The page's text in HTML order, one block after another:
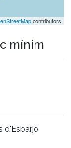
contributors
mínim
d'Esbarjo